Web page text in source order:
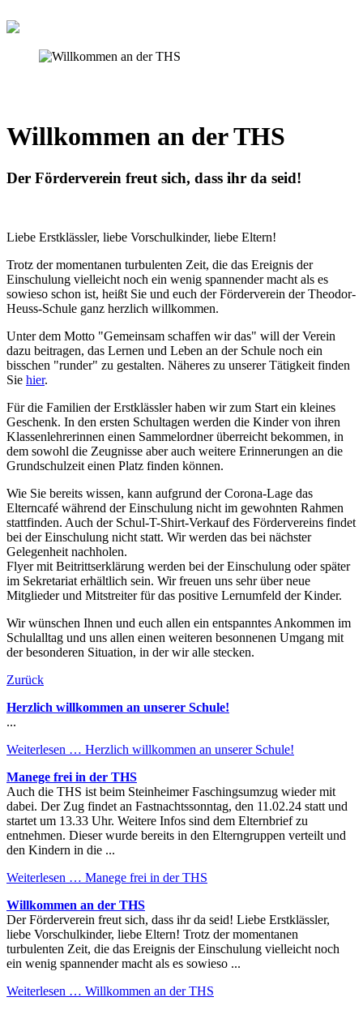
Willkommen an der THS
Der Förderverein freut sich, dass ihr da seid!
Liebe Erstklässler, liebe Vorschulkinder, liebe Eltern!
Trotz der momentanen turbulenten Zeit, die das Ereignis der
Einschulung vielleicht noch ein wenig spannender macht als es
sowieso schon ist, heißt Sie und euch der Förderverein der Theodor-
Heuss-Schule ganz herzlich willkommen.
Unter dem Motto "Gemeinsam schaffen wir das" will der Verein
dazu beitragen, das Lernen und Leben an der Schule noch ein
bisschen "runder" zu gestalten. Näheres zu unserer Tätigkeit finden
Sie hier.
Für die Familien der Erstklässler haben wir zum Start ein kleines
Geschenk. In den ersten Schultagen werden die Kinder von ihren
Klassenlehrerinnen einen Sammelordner überreicht bekommen, in
dem sowohl die Zeugnisse aber auch weitere Erinnerungen an die
Grundschulzeit einen Platz finden können.
Wie Sie bereits wissen, kann aufgrund der Corona-Lage das
Elterncafé während der Einschulung nicht im gewohnten Rahmen
stattfinden. Auch der Schul-T-Shirt-Verkauf des Fördervereins findet
bei der Einschulung nicht statt. Wir werden das bei nächster
Gelegenheit nachholen.
Flyer mit Beitrittserklärung werden bei der Einschulung oder später
im Sekretariat erhältlich sein. Wir freuen uns sehr über neue
Mitglieder und Mitstreiter für das positive Lernumfeld der Kinder.
Wir wünschen Ihnen und euch allen ein entspanntes Ankommen im
Schulalltag und uns allen einen weiteren besonnenen Umgang mit
der besonderen Situation, in der wir alle stecken.
Zurück
Herzlich willkommen an unserer Schule!
...
Weiterlesen … Herzlich willkommen an unserer Schule!
Manege frei in der THS
Auch die THS ist beim Steinheimer Faschingsumzug wieder mit
dabei. Der Zug findet an Fastnachtssonntag, den 11.02.24 statt und
startet um 13.33 Uhr. Weitere Infos sind dem Elternbrief zu
entnehmen. Dieser wurde bereits in den Elterngruppen verteilt und
den Kindern in die ...
Weiterlesen … Manege frei in der THS
Willkommen an der THS
Der Förderverein freut sich, dass ihr da seid! Liebe Erstklässler,
liebe Vorschulkinder, liebe Eltern! Trotz der momentanen
turbulenten Zeit, die das Ereignis der Einschulung vielleicht noch
ein wenig spannender macht als es sowieso ...
Weiterlesen … Willkommen an der THS